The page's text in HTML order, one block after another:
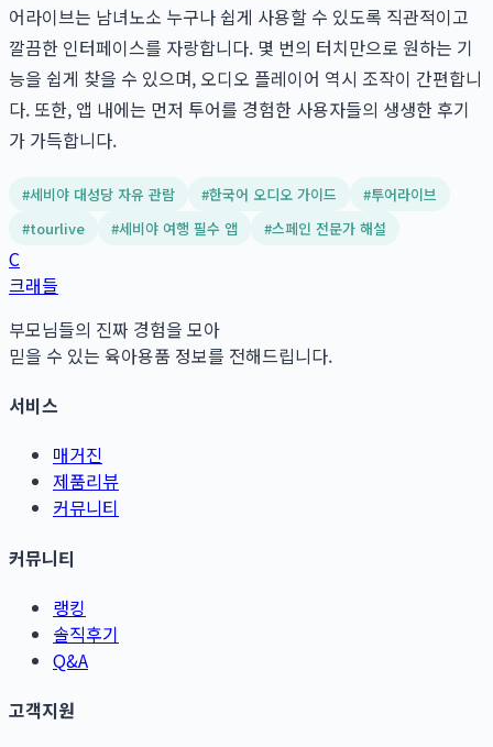
어라이브는 남녀노소 누구나 쉽게 사용할 수 있도록 직관적이고
깔끔한 인터페이스를 자랑합니다. 몇 번의 터치만으로 원하는 기
능을 쉽게 찾을 수 있으며, 오디오 플레이어 역시 조작이 간편합니
다. 또한, 앱 내에는 먼저 투어를 경험한 사용자들의 생생한 후기
가 가득합니다.
#세비야 대성당 자유 관람 #한국어 오디오 가이드 #투어라이브
#tourlive #세비야 여행 필수 앱 #스페인 전문가 해설
C
크래들
부모님들의 진짜 경험을 모아
믿을 수 있는 육아용품 정보를 전해드립니다.
서비스
매거진
제품리뷰
커뮤니티
커뮤니티
랭킹
솔직후기
Q&A
고객지원